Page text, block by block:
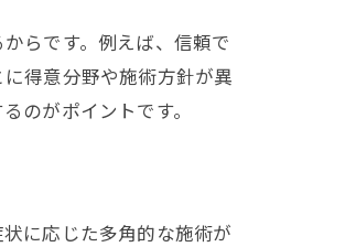
らです。例えば、信頼で
得意分野や施術方針が異
のがポイントです。
に応じた多角的な施術が